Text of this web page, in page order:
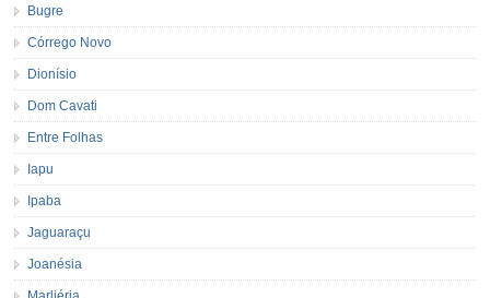
Bugre
Córrego Novo
Dionísio
Dom Cavati
Entre Folhas
Iapu
Ipaba
Jaguaraçu
Joanésia